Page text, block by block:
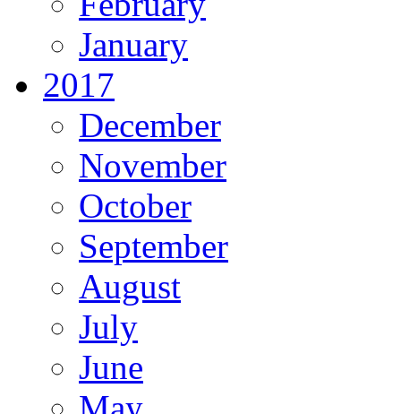
January
2017
December
November
October
September
August
July
June